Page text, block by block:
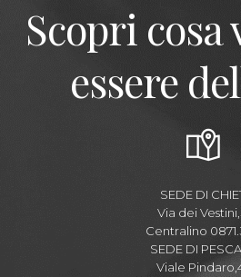
Scopri
essere
SEDE DI
Via dei
Centralino
SEDE DI
Viale